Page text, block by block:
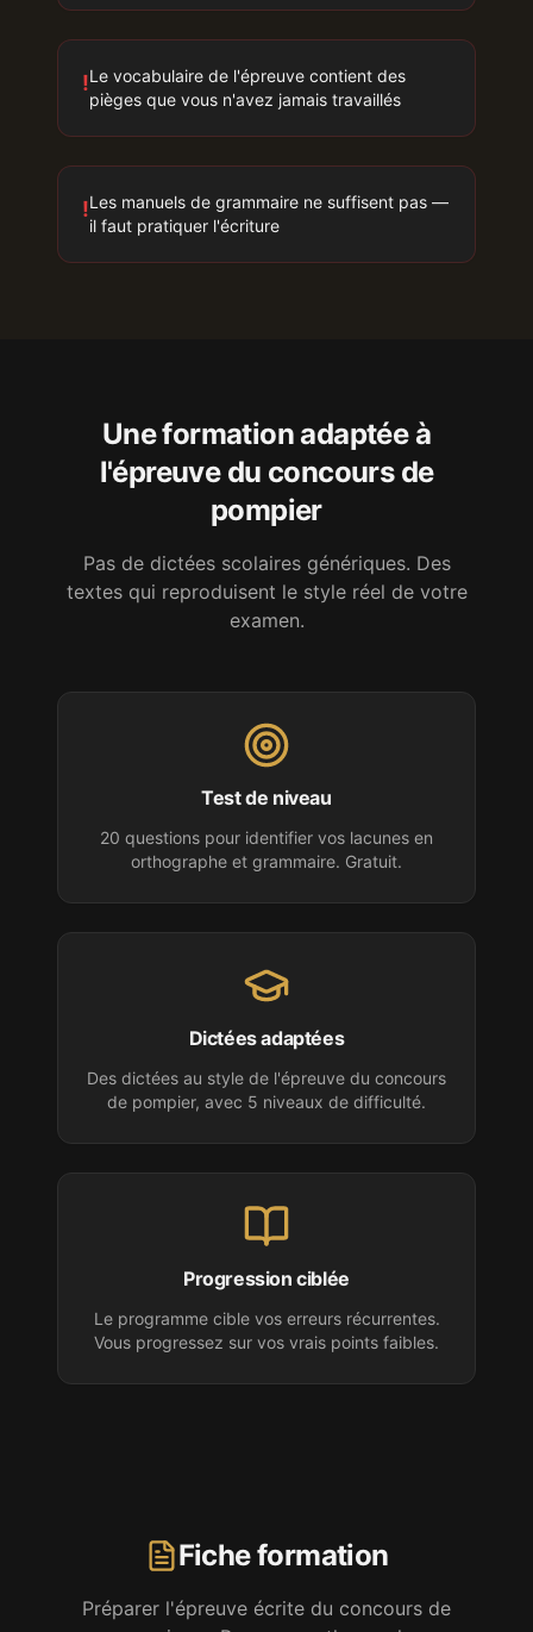
!Le vocabulaire de l'épreuve contient des
pièges que vous n'avez jamais travaillés
!Les manuels de grammaire ne suffisent pas —
il faut pratiquer l'écriture
Une formation adaptée à
l'épreuve du concours de
pompier
Pas de dictées scolaires génériques. Des
textes qui reproduisent le style réel de votre
examen.
Test de niveau
20 questions pour identifier vos lacunes en
orthographe et grammaire. Gratuit.
Dictées adaptées
Des dictées au style de l'épreuve du concours
de pompier, avec 5 niveaux de difficulté.
Progression ciblée
Le programme cible vos erreurs récurrentes.
Vous progressez sur vos vrais points faibles.
Fiche formation
Préparer l'épreuve écrite du concours de